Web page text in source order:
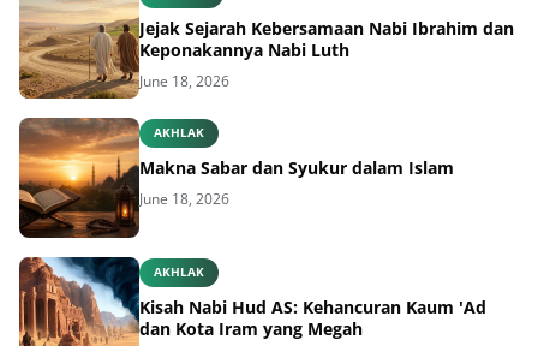
Jejak Sejarah Kebersamaan Nabi Ibrahim dan
Keponakannya Nabi Luth
June 18, 2026
AKHLAK
Makna Sabar dan Syukur dalam Islam
June 18, 2026
AKHLAK
Kisah Nabi Hud AS: Kehancuran Kaum 'Ad
dan Kota Iram yang Megah